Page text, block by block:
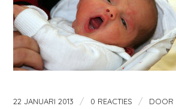
22 JANUARI 2013 / 0 REACTIES / DOOR